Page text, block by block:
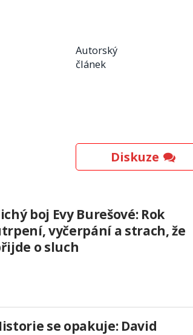
Autorský
článek
Diskuze
boj Evy Burešové: Rok
vyčerpání a strach, že
o sluch
se opakuje: David